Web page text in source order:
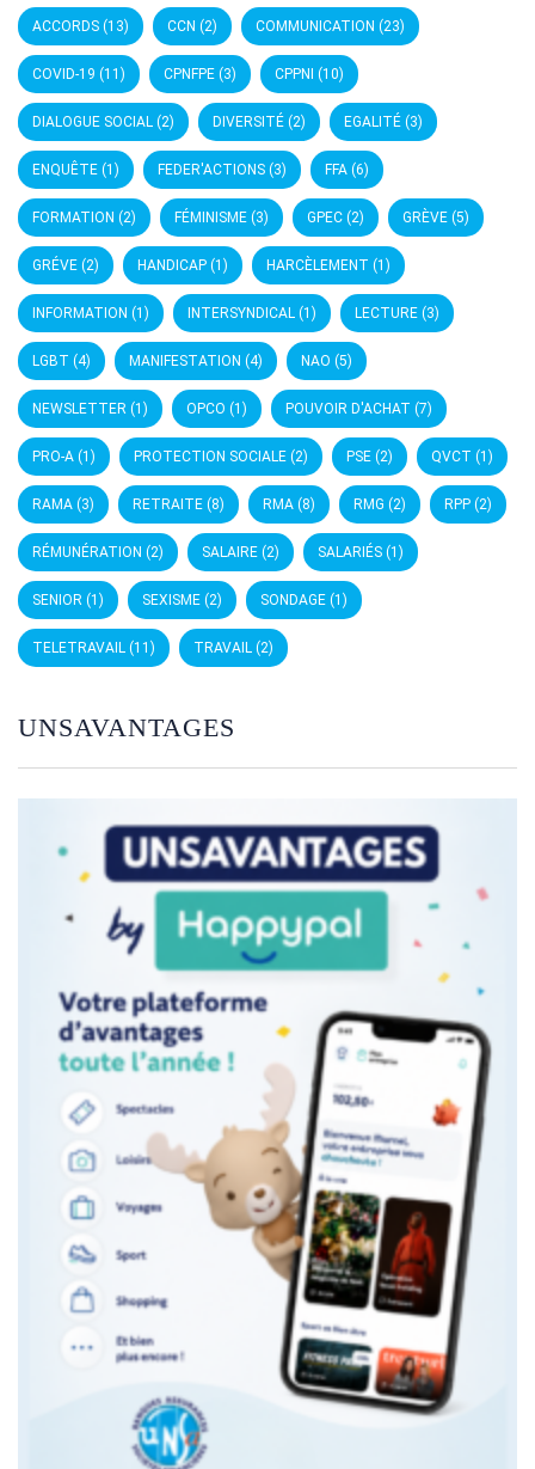
ACCORDS (13) CCN (2) COMMUNICATION (23)
COVID-19 (11) CPNFPE (3) CPPNI (10)
DIALOGUE SOCIAL (2) DIVERSITÉ (2) EGALITÉ (3)
ENQUÊTE (1) FEDER'ACTIONS (3) FFA (6)
FORMATION (2) FÉMINISME (3) GPEC (2) GRÈVE (5)
GRÉVE (2) HANDICAP (1) HARCÈLEMENT (1)
INFORMATION (1) INTERSYNDICAL (1) LECTURE (3)
LGBT (4) MANIFESTATION (4) NAO (5)
NEWSLETTER (1) OPCO (1) POUVOIR D'ACHAT (7)
PRO-A (1) PROTECTION SOCIALE (2) PSE (2) QVCT (1)
RAMA (3) RETRAITE (8) RMA (8) RMG (2) RPP (2)
RÉMUNÉRATION (2) SALAIRE (2) SALARIÉS (1)
SENIOR (1) SEXISME (2) SONDAGE (1)
TELETRAVAIL (11) TRAVAIL (2)
UNSAVANTAGES